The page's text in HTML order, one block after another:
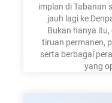
implan di Tabanan
jauh lagi ke
Bukan hanya
tiruan permanen,
serta berbagai
yang